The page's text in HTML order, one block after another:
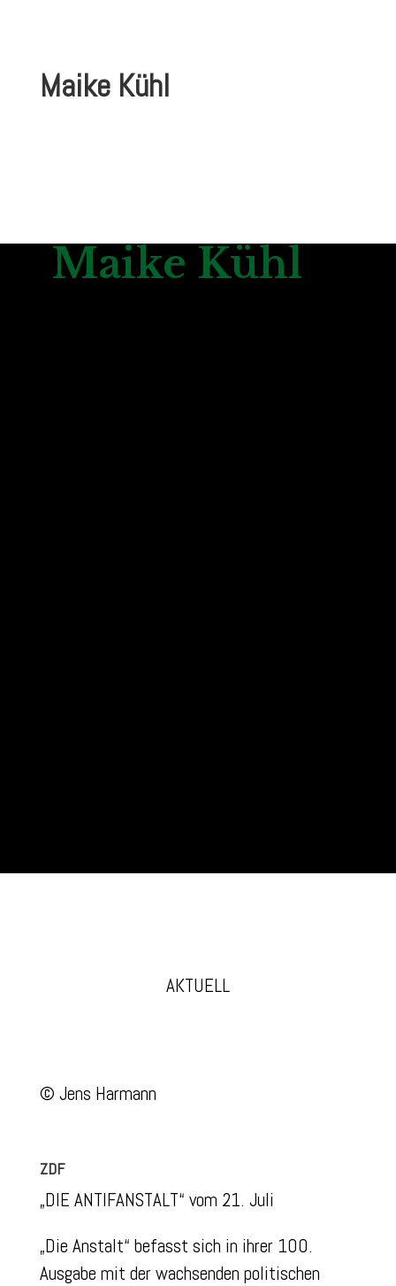
Maike Kühl
Maike Kühl
AKTUELL
© Jens Harmann
ZDF
„DIE ANTIFANSTALT“ vom 21. Juli
„Die Anstalt“ befasst sich in ihrer 100.
Ausgabe mit der wachsenden politischen